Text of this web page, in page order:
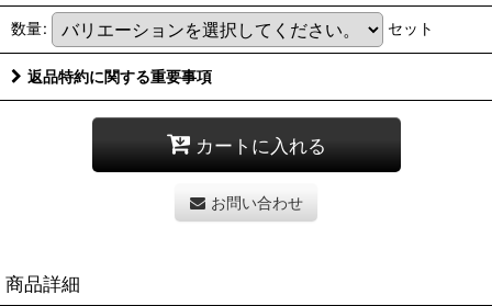
数量: セット
返品特約に関する重要事項
カートに入れる
お問い合わせ
商品詳細